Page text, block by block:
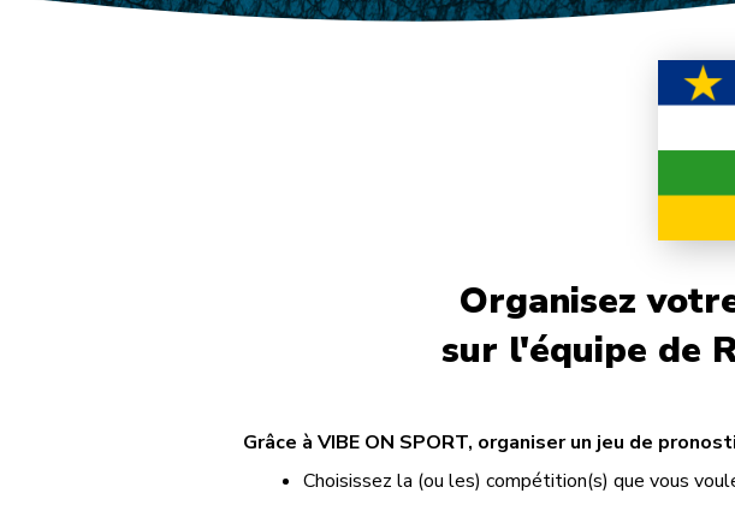
Organisez
sur l'équipe de
Grâce à VIBE ON SPORT, organiser un jeu de
Choisissez la (ou les) compétition(s) que vous